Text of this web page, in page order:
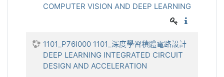
COMPUTER VISION AND DEEP LEARNING
1101_P76I000 1101_深度學習積體電路設計
DEEP LEARNING INTEGRATED CIRCUIT
DESIGN AND ACCELERATION